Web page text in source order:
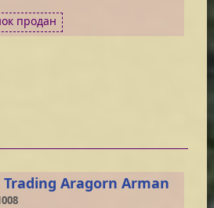
продан
Trading Aragorn Arman